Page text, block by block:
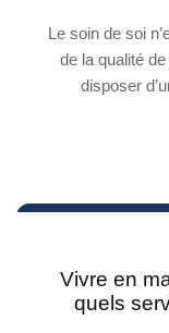
Le soin de soi
de la qualité
disposer
Vivre en
quels